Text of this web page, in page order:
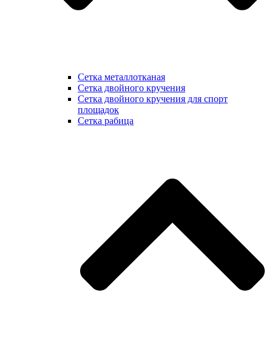
Сетка металлотканая
Сетка двойного кручения
Сетка двойного кручения для спорт
площадок
Сетка рабица